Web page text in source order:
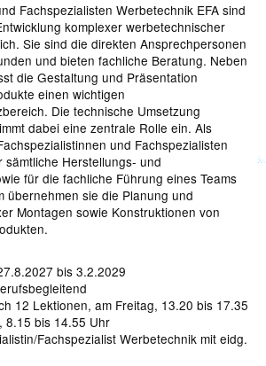
Fachspezialisten Werbetechnik EFA sind
komplexer werbetechnischer
Sie sind die direkten Ansprechpersonen
und bieten fachliche Beratung. Neben
die Gestaltung und Präsentation
einen wichtigen
Die technische Umsetzung
dabei eine zentrale Rolle ein. Als
und Fachspezialisten
sämtliche Herstellungs- und
für die fachliche Führung eines Teams
übernehmen sie die Planung und
Montagen sowie Konstruktionen von
bis 3.2.2029
12 Lektionen, am Freitag, 13.20 bis 17.35
8.15 bis 14.55 Uhr
Fachspezialist Werbetechnik mit eidg.